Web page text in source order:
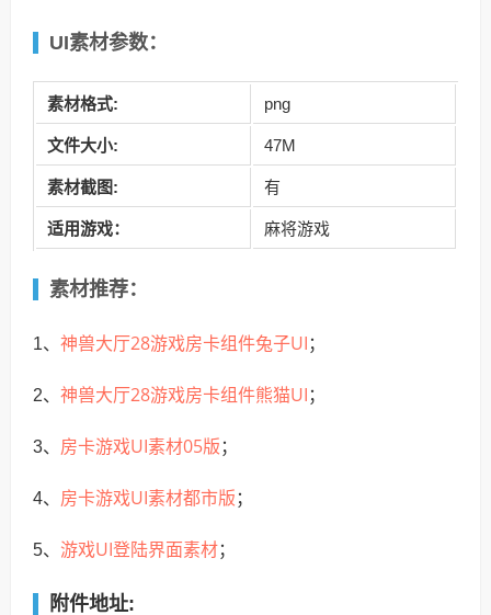
UI素材参数：
素材格式: png
文件大小: 47M
素材截图: 有
适用游戏： 麻将游戏
素材推荐：
1、 神兽大厅28游戏房卡组件兔子UI ；
2、 神兽大厅28游戏房卡组件熊猫UI ；
3、 房卡游戏UI素材05版 ；
4、 房卡游戏UI素材都市版 ；
5、 游戏UI登陆界面素材；
附件地址: